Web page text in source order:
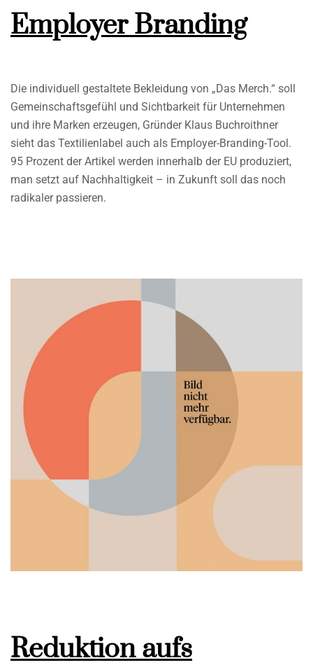
Employer Branding
Die individuell gestaltete Bekleidung von „Das Merch.“ soll
Gemeinschaftsgefühl und Sichtbarkeit für Unternehmen
und ihre Marken erzeugen, Gründer Klaus Buchroithner
sieht das Textilienlabel auch als Employer-Branding-Tool.
95 Prozent der Artikel werden innerhalb der EU produziert,
man setzt auf Nachhaltigkeit – in Zukunft soll das noch
radikaler passieren.
Reduktion aufs